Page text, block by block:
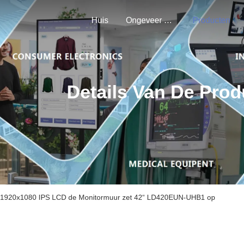
Huis Ongeveer Ons Producten
Details Van De
1920x1080 IPS LCD de Monitormuur zet 42“ LD420EUN-UHB1 op